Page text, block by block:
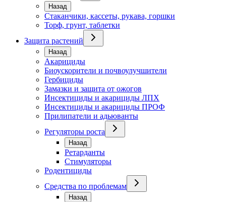
Назад
Стаканчики, кассеты, рукава, горшки
Торф, грунт, таблетки
Защита растений
Назад
Акарициды
Биоускорители и почвоулучшители
Гербициды
Замазки и защита от ожогов
Инсектициды и акарициды ЛПХ
Инсектициды и акарициды ПРОФ
Прилипатели и адьюванты
Регуляторы роста
Назад
Ретарданты
Стимуляторы
Родентициды
Средства по проблемам
Назад